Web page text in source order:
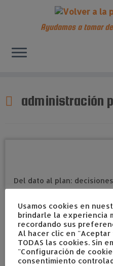
contenido
Ayudamos a tomar
administración
Usamos cookies en
brindarle la experiencia
recordando sus
Al hacer clic en
TODAS las cookies. Sin
"Configuración de
consentimiento